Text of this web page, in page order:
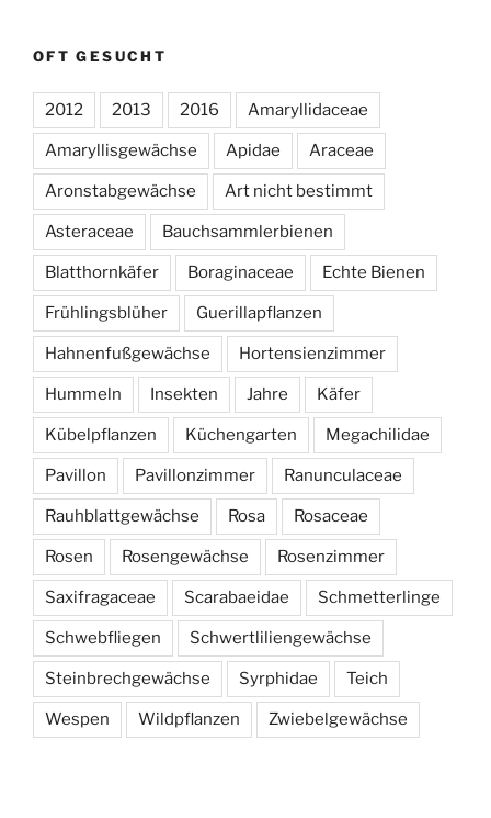
OFT GESUCHT
2012 2013 2016 Amaryllidaceae
Amaryllisgewächse Apidae Araceae
Aronstabgewächse Art nicht bestimmt
Asteraceae Bauchsammlerbienen
Blatthornkäfer Boraginaceae Echte Bienen
Frühlingsblüher Guerillapflanzen
Hahnenfußgewächse Hortensienzimmer
Hummeln Insekten Jahre Käfer
Kübelpflanzen Küchengarten Megachilidae
Pavillon Pavillonzimmer Ranunculaceae
Rauhblattgewächse Rosa Rosaceae
Rosen Rosengewächse Rosenzimmer
Saxifragaceae Scarabaeidae Schmetterlinge
Schwebfliegen Schwertliliengewächse
Steinbrechgewächse Syrphidae Teich
Wespen Wildpflanzen Zwiebelgewächse